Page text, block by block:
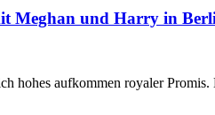
Meghan und Harry in
hohes aufkommen royaler